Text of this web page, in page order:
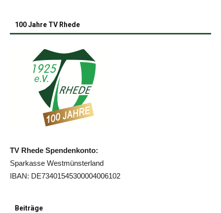
100 Jahre TV Rhede
TV Rhede Spendenkonto:
Sparkasse Westmünsterland
IBAN: DE73401545300004006102
Beiträge